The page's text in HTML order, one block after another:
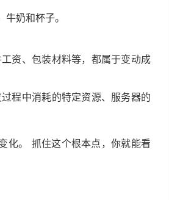
奶和杯子。
资、包装材料等，都属于变动成
程中消耗的特定资源、服务器的
化。 抓住这个根本点，你就能看